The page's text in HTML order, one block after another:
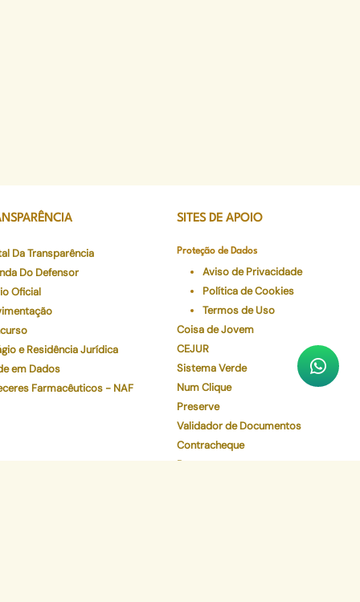
Da Transparência
Do Defensor
Oficial
e Residência Jurídica
em Dados
Farmacêuticos - NAF
SITES DE APOIO
Proteção de Dados
Aviso de Privacidade
Política de Cookies
Termos de Uso
Coisa de Jovem
CEJUR
Sistema Verde
Num Clique
Preserve
Validador de Documentos
Contracheque
Pec